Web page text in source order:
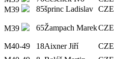
M39
85šprinc Ladislav CZE
M39 65Žampach MarekCZE
M40-49 18Aixner Jiří CZE